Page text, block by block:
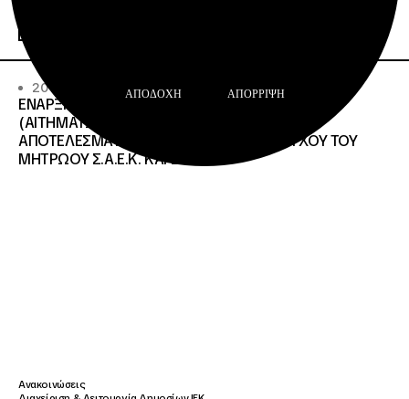
20 · 07 · 2026
ΕΝΑΡΞΗ ΔΙΑΔΙΚΑΣΙΑΣ ΥΠΟΒΟΛΗΣ ΕΝΣΤΑΣΕΩΝ
(ΑΙΤΗΜΑΤΩΝ ΕΠΑΝΕΛΕΓΧΟΥ) ΕΠΙ ΤΩΝ
ΑΠΟΤΕΛΕΣΜΑΤΩΝ ΤΟΥ ΔΙΟΙΚΗΤΙΚΟΥ ΕΛΕΓΧΟΥ ΤΟΥ
ΜΗΤΡΩΟΥ Σ.Α.Ε.Κ. ΚΑΙ Ε.Σ.Κ.»
Ανακοινώσεις
ΑΠΟΔΟΧΉ ΑΠΌΡΡΙΨΗ